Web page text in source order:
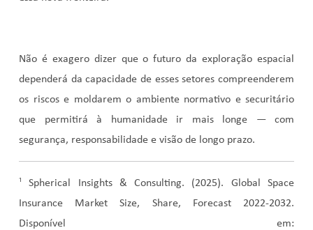
Não é exagero dizer que o futuro da exploração espacial
dependerá da capacidade de esses setores compreenderem
os riscos e moldarem o ambiente normativo e securitário
que permitirá à humanidade ir mais longe — com
segurança, responsabilidade e visão de longo prazo.
¹Spherical Insights & Consulting. (2025). Global Space
Insurance Market Size, Share, Forecast 2022-2032.
Disponível em: